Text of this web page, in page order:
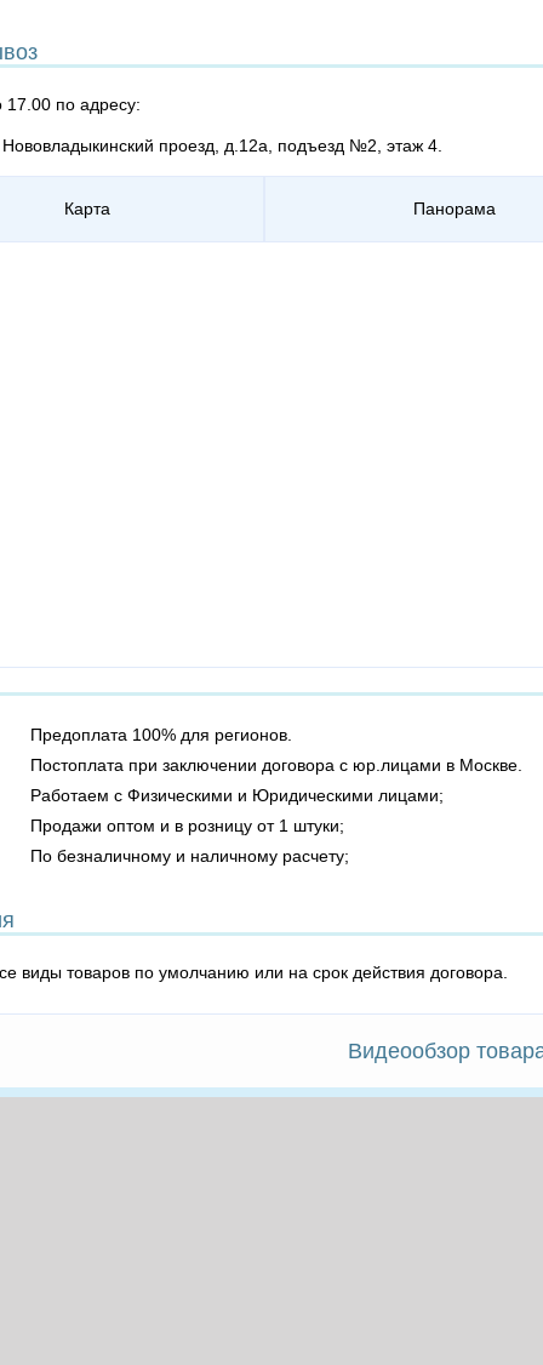
17.00 по адресу:
Нововладыкинский проезд, д.12а, подъезд №2, этаж 4.
Карта Панорама
Предоплата 100% для регионов.
Постоплата при заключении договора с юр.лицами в Москве.
Работаем с Физическими и Юридическими лицами;
Продажи оптом и в розницу от 1 штуки;
По безналичному и наличному расчету;
виды товаров по умолчанию или на срок действия договора.
Видеообзор